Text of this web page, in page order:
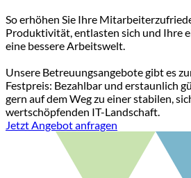
So erhöhen Sie Ihre
Produktivität, entlasten sich und Ihre
eine bessere Arbeitswelt.
Unsere Betreuungsangebote gibt es
Festpreis: Bezahlbar und erstaunlich
gern auf dem Weg zu einer stabilen,
wertschöpfenden IT-Landschaft.
Jetzt Angebot anfragen